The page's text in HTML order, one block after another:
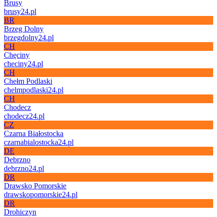
Brusy
brusy24.pl
BR
Brzeg Dolny
brzegdolny24.pl
CH
Chęciny
checiny24.pl
CH
Chełm Podlaski
chelmpodlaski24.pl
CH
Chodecz
chodecz24.pl
CZ
Czarna Białostocka
czarnabialostocka24.pl
DE
Debrzno
debrzno24.pl
DR
Drawsko Pomorskie
drawskopomorskie24.pl
DR
Drohiczyn